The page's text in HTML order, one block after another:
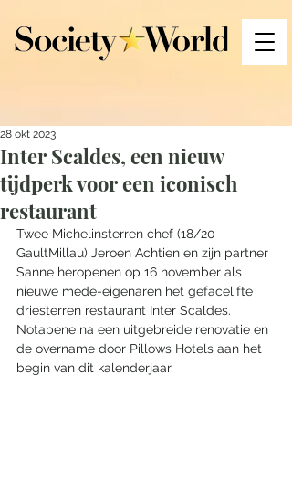
Inter Scaldes, een nieuw
tijdperk voor een iconisch
restaurant
28 okt 2023
Twee Michelinsterren chef (18/20
GaultMillau) Jeroen Achtien en zijn partner
Sanne heropenen op 16 november als
nieuwe mede-eigenaren het gefacelifte
driesterren restaurant Inter Scaldes.
Notabene na een uitgebreide renovatie en
de overname door Pillows Hotels aan het
begin van dit kalenderjaar.